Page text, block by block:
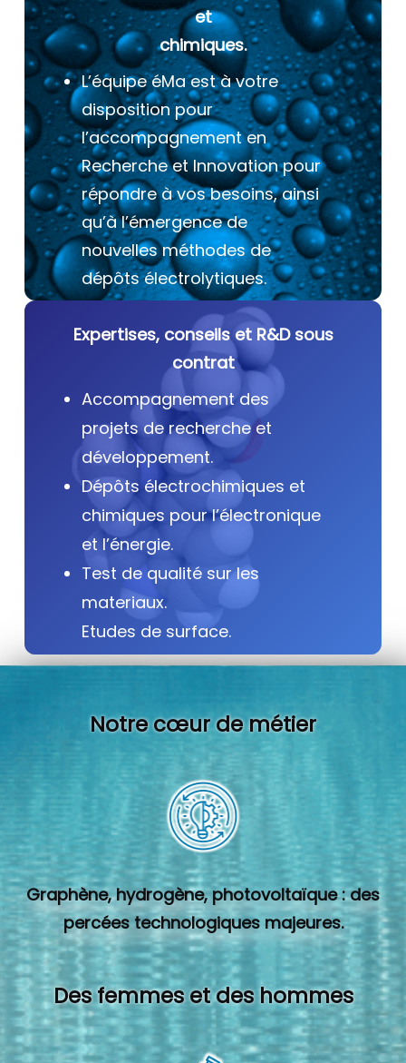
et
chimiques.
L’équipe éMa est à votre
disposition pour
l’accompagnement en
Recherche et Innovation pour
répondre à vos besoins, ainsi
qu’à l’émergence de
nouvelles méthodes de
dépôts électrolytiques.
Expertises, conseils et R&D sous
contrat
Accompagnement des
projets de recherche et
développement.
Dépôts électrochimiques et
chimiques pour l’électronique
et l’énergie.
Test de qualité sur les
materiaux.
Etudes de surface.
Notre cœur de métier
Graphène, hydrogène, photovoltaïque : des
percées technologiques majeures.
Des femmes et des hommes